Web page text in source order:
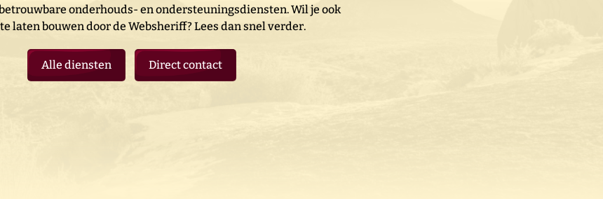
onderhouds- en ondersteuningsdiensten. Wil je ook
laten bouwen door de Websheriff? Lees dan snel verder.
Alle diensten Direct contact